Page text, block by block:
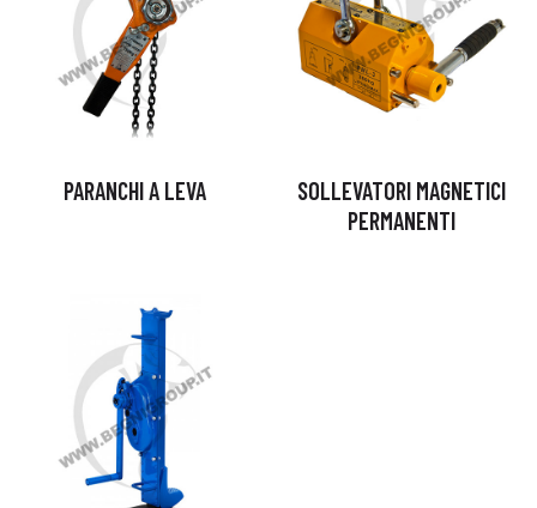
PARANCHI A LEVA
SOLLEVATORI MAGNETICI
PERMANENTI